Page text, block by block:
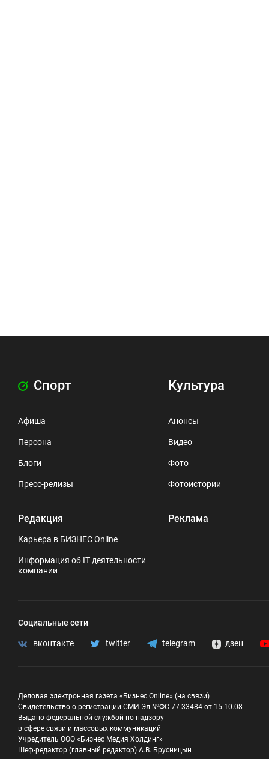
Спорт
Афиша
Персона
Блоги
Пресс-релизы
Редакция
Карьера в БИЗНЕС Online
Информация об IT деятельности
компании
Культура
Анонсы
Видео
Фото
Фотоистории
Реклама
Социальные сети
вконтакте twitter telegram дзен
Деловая электронная газета «Бизнес Online» (на связи)
Свидетельство о регистрации СМИ Эл №ФС 77-33484 от 15.10.08
Выдано федеральной службой по надзору
в сфере связи и массовых коммуникаций
Учредитель ООО «Бизнес Медия Холдинг»
Шеф-редактор (главный редактор) А.В. Брусницын